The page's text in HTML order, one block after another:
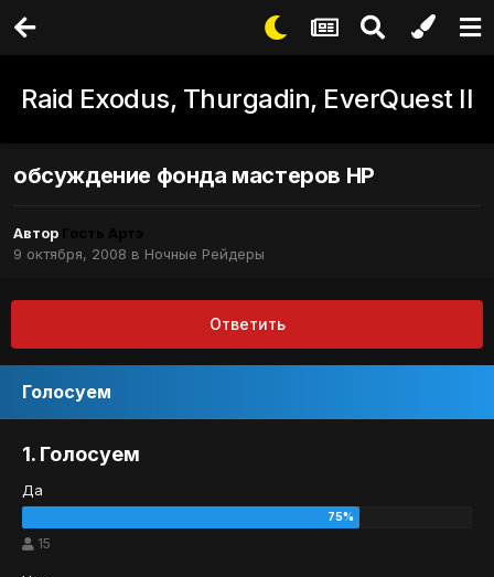
Raid Exodus, Thurgadin, EverQuest II
обсуждение фонда мастеров НР
Автор
9 октября, 2008 в Ночные Рейдеры
Ответить
Голосуем
1. Голосуем
Да
15